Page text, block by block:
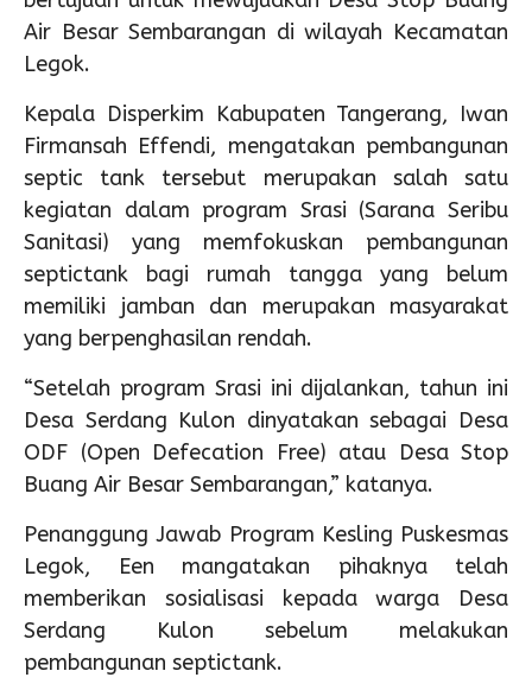
Air Besar Sembarangan di wilayah Kecamatan
Legok.
Kepala Disperkim Kabupaten Tangerang, Iwan
Firmansah Effendi, mengatakan pembangunan
septic tank tersebut merupakan salah satu
kegiatan dalam program Srasi (Sarana Seribu
Sanitasi) yang memfokuskan pembangunan
septictank bagi rumah tangga yang belum
memiliki jamban dan merupakan masyarakat
yang berpenghasilan rendah.
“Setelah program Srasi ini dijalankan, tahun ini
Desa Serdang Kulon dinyatakan sebagai Desa
ODF (Open Defecation Free) atau Desa Stop
Buang Air Besar Sembarangan,” katanya.
Penanggung Jawab Program Kesling Puskesmas
Legok, Een mangatakan pihaknya telah
memberikan sosialisasi kepada warga Desa
Serdang Kulon sebelum melakukan
pembangunan septictank.